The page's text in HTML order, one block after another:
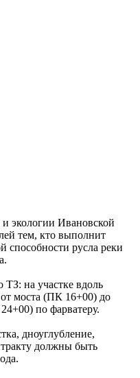
экологии Ивановской
тем, кто выполнит
способности русла реки
ТЗ: на участке вдоль
моста (ПК 16+00) до
по фарватеру.
дноуглубление,
должны быть